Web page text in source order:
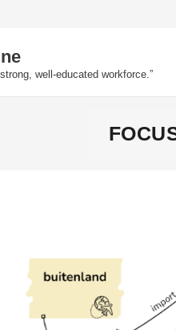
well-educated workforce.”